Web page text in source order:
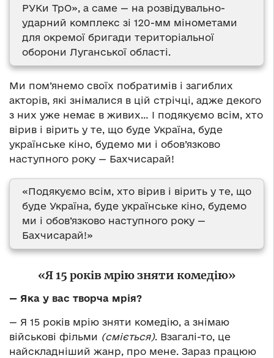
РУКи ТрО», а саме — на розвідувально-
ударний комплекс зі 120-мм мінометами
для окремої бригади територіальної
оборони Луганської області.
Ми пом’янемо своїх побратимів і загиблих
акторів, які знімалися в цій стрічці, адже декого
з них уже немає в живих… І подякуємо всім, хто
вірив і вірить у те, що буде Україна, буде
українське кіно, будемо ми і обов’язково
наступного року — Бахчисарай!
«Подякуємо всім, хто вірив і вірить у те, що
буде Україна, буде українське кіно, будемо
ми і обов’язково наступного року —
Бахчисарай!»
«Я 15 років мрію зняти комедію»
— Яка у вас творча мрія?
— Я 15 років мрію зняти комедію, а знімаю
військові фільми (сміється). Взагалі-то, це
найскладніший жанр, про мене. Зараз працюю